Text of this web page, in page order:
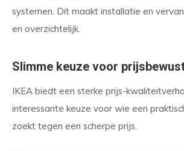
systemen. Dit maakt installatie en
en overzichtelijk.
Slimme keuze voor
IKEA biedt een sterke prijs-
interessante keuze voor wie een
zoekt tegen een scherpe prijs.